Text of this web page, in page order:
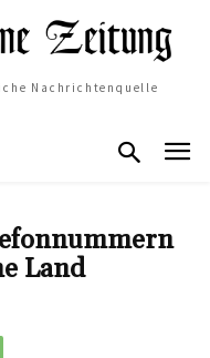
Nachrichtenquelle
Land